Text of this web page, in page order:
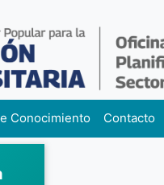
Conocimiento Contacto